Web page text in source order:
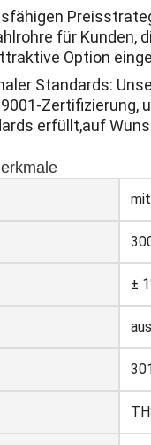
für Kunden,
Option
Standards:
erfüllt,auf
±